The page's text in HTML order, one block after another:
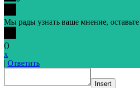
Мы рады узнать ваше мнение,
()
x
| Ответить
Insert